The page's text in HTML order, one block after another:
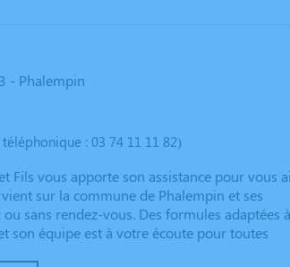
- Phalempin
: 03 74 11 11 82)
Fils vous apporte son assistance pour vous
sur la commune de Phalempin et ses
sans rendez-vous. Des formules adaptées à
son équipe est à votre écoute pour toutes